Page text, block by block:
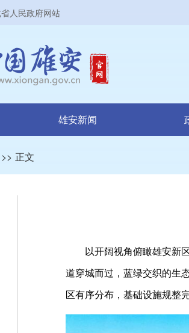
人民政府网站
雄安新闻
>> 正文
以开阔视角俯瞰雄安新区
道穿城而过，蓝绿交织的生
区有序分布，基础设施规整